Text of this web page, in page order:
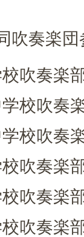
吹奏楽団
吹奏楽
校吹奏
校吹奏
吹奏楽
吹奏楽
吹奏楽